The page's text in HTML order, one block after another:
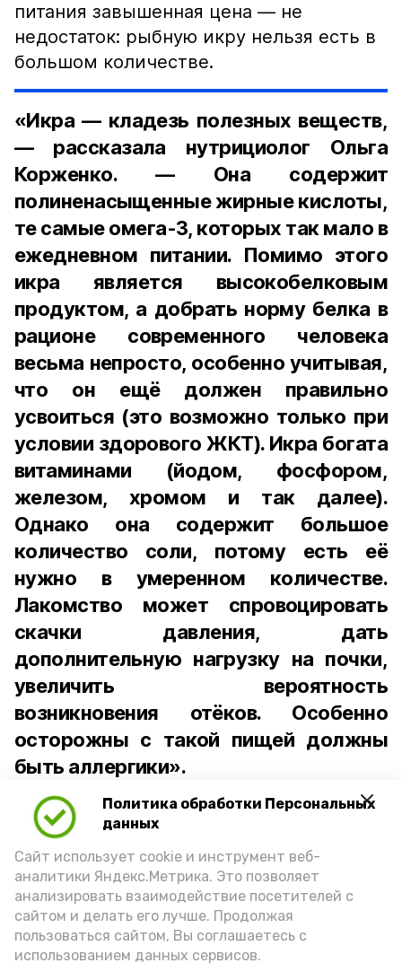
Политика обработки Персональных
данных
Сайт использует cookie и инструмент веб-
аналитики Яндекс.Метрика. Это позволяет
анализировать взаимодействие посетителей с
сайтом и делать его лучше. Продолжая
пользоваться сайтом, Вы соглашаетесь с
использованием данных сервисов.
питания завышенная цена — не
недостаток: рыбную икру нельзя есть в
большом количестве.
«Икра — кладезь полезных веществ,
— рассказала нутрициолог Ольга
Корженко. — Она содержит
полиненасыщенные жирные кислоты,
те самые омега-3, которых так мало в
ежедневном питании. Помимо этого
икра является высокобелковым
продуктом, а добрать норму белка в
рационе современного человека
весьма непросто, особенно учитывая,
что он ещё должен правильно
усвоиться (это возможно только при
условии здорового ЖКТ). Икра богата
витаминами (йодом, фосфором,
железом, хромом и так далее).
Однако она содержит большое
количество соли, потому есть её
нужно в умеренном количестве.
Лакомство может спровоцировать
скачки давления, дать
дополнительную нагрузку на почки,
увеличить вероятность
возникновения отёков. Особенно
осторожны с такой пищей должны
быть аллергики».
Для взрослого человека безопасной
порцией икры считается 30-50 граммов
(2-3 ложки). При этом следует обратить
внимание на хлеб, с которым она
подаётся: лучше выбирать
цельнозерновой, с мукой грубого
помола. Есть икру следует в первой